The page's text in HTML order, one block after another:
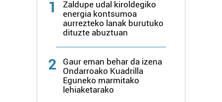
1
Zaldupe udal kiroldegiko
energia kontsumoa
aurrezteko lanak burutuko
dituzte abuztuan
2
Gaur eman behar da izena
Ondarroako Kuadrilla
Eguneko marmitako
lehiaketarako